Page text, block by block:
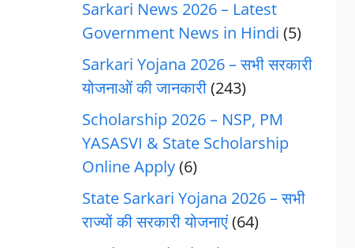
Sarkari News 2026 – Latest
Government News in Hindi (5)
Sarkari Yojana 2026 – सभी सरकारी
योजनाओं की जानकारी(243)
Scholarship 2026 – NSP, PM
YASASVI & State Scholarship
Online Apply(6)
State Sarkari Yojana 2026 – सभी
राज्यों की सरकारी योजनाएं(64)